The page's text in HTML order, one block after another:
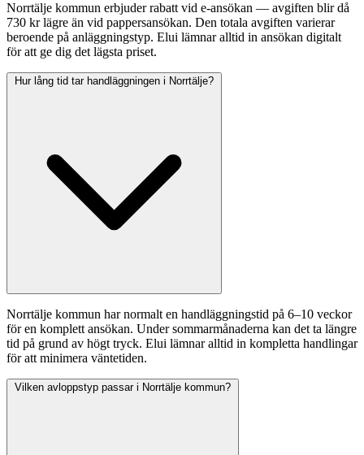
Norrtälje kommun erbjuder rabatt vid e-ansökan — avgiften blir då
730 kr lägre än vid pappersansökan. Den totala avgiften varierar
beroende på anläggningstyp. Elui lämnar alltid in ansökan digitalt
för att ge dig det lägsta priset.
Hur lång tid tar handläggningen i Norrtälje?
Norrtälje kommun har normalt en handläggningstid på 6–10 veckor
för en komplett ansökan. Under sommarmånaderna kan det ta längre
tid på grund av högt tryck. Elui lämnar alltid in kompletta handlingar
för att minimera väntetiden.
Vilken avloppstyp passar i Norrtälje kommun?